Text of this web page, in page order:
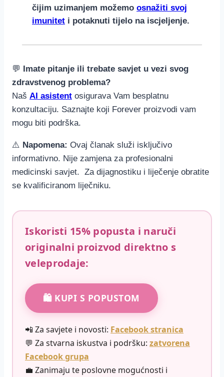
čijim uzimanjem možemo osnažiti svoj
imunitet i potaknuti tijelo na iscjeljenje.
💬 Imate pitanje ili trebate savjet u vezi svog
zdravstvenog problema?
Naš AI asistent osigurava Vam besplatnu
konzultaciju. Saznajte koji Forever proizvodi vam
mogu biti podrška.
⚠️ Napomena: Ovaj članak služi isključivo
informativno. Nije zamjena za profesionalni
medicinski savjet. Za dijagnostiku i liječenje obratite
se kvalificiranom liječniku.
Iskoristi 15% popusta i naruči
originalni proizvod direktno s
veleprodaje:
🛍️ KUPI S POPUSTOM
📲 Za savjete i novosti: Facebook stranica
💬 Za stvarna iskustva i podršku: zatvorena
Facebook grupa
💼 Zanimaju te poslovne mogućnosti i